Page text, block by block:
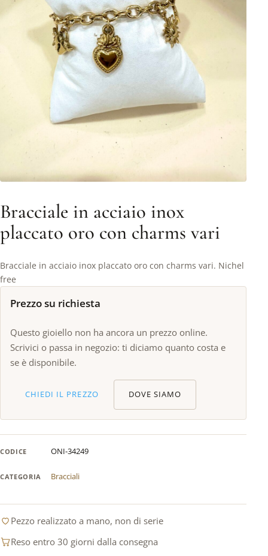
Bracciale in acciaio inox
placcato oro con charms vari
Bracciale in acciaio inox placcato oro con charms vari. Nichel
free
Prezzo su richiesta
Questo gioiello non ha ancora un prezzo online.
Scrivici o passa in negozio: ti diciamo quanto costa e
se è disponibile.
CHIEDI IL PREZZO DOVE SIAMO
CODICE ONI-34249
CATEGORIA Bracciali
Pezzo realizzato a mano, non di serie
Reso entro 30 giorni dalla consegna